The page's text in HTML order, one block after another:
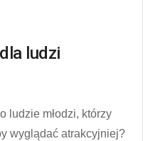
ludzi
ludzie młodzi, którzy
wyglądać atrakcyjniej?